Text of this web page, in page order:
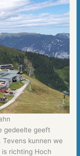
gedeelte geeft
kunnen we
richting Hoch